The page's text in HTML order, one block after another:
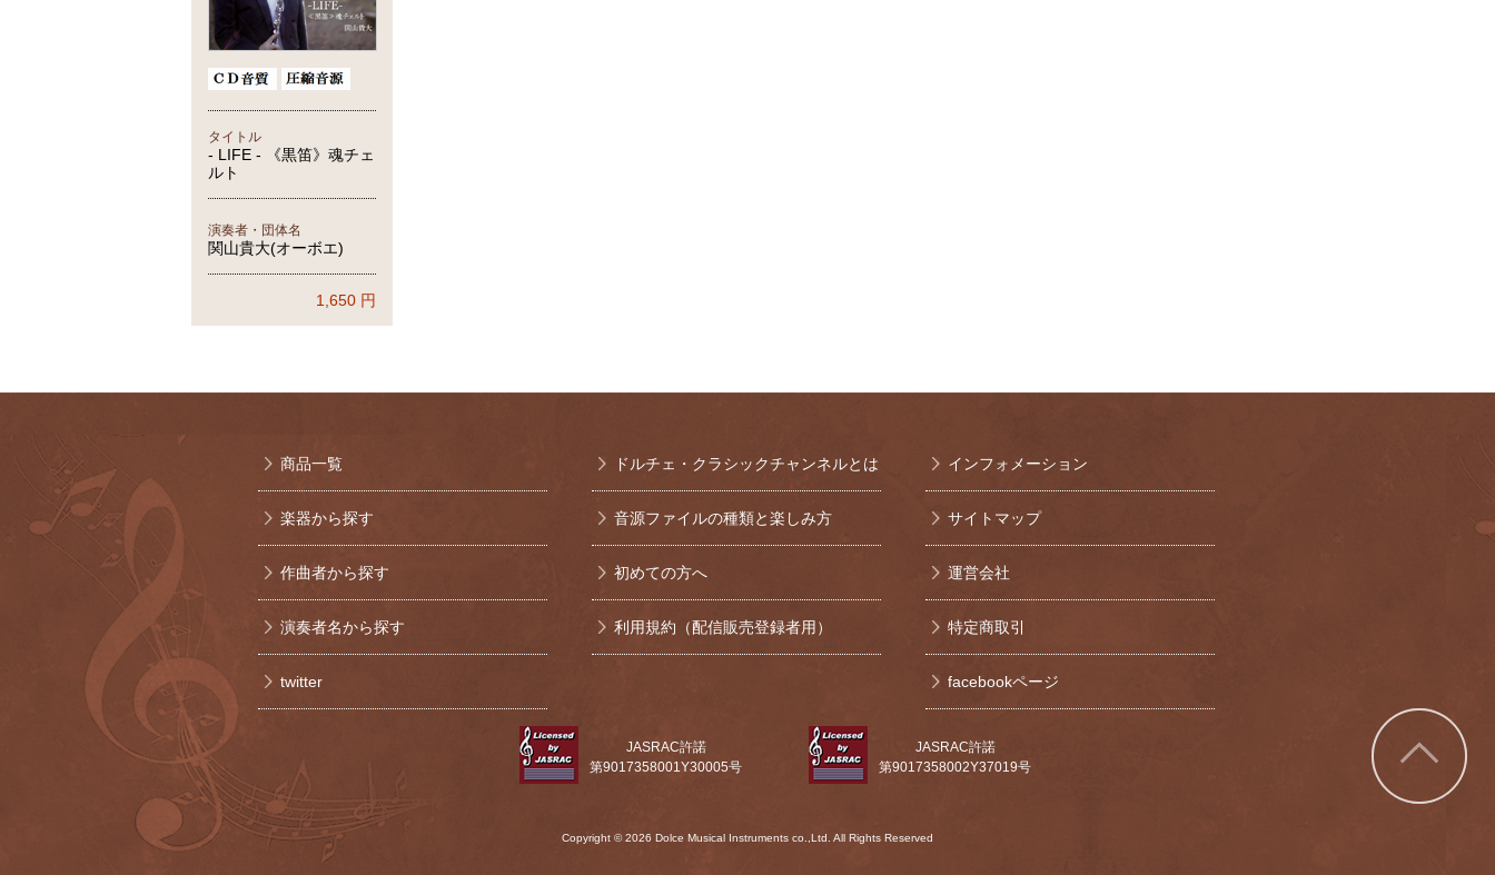
タイトル
- LIFE - 《黒笛》魂チェ
ルト
演奏者・団体名
関山貴大(オーボエ)
1,650 円
商品一覧
楽器から探す
作曲者から探す
演奏者名から探す
twitter
ドルチェ・クラシックチャンネルとは
音源ファイルの種類と楽しみ方
初めての方へ
利用規約（配信販売登録者用）
インフォメーション
サイトマップ
運営会社
特定商取引
facebookページ
JASRAC許諾
第9017358001Y30005号
JASRAC許諾
第9017358002Y37019号
Copyright © 2026 Dolce Musical Instruments co.,Ltd. All Rights Reserved